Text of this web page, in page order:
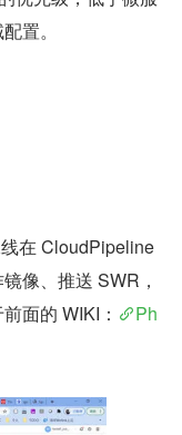
置。
在 CloudPipeline
像、推送 SWR，
面的 WIKI：
Ph